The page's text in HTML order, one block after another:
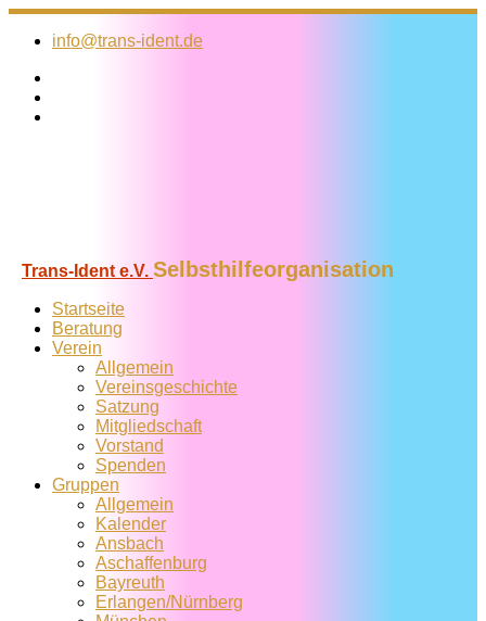
Zum
Inhalt
info@trans-ident.de
Trans-Ident e.V. Selbsthilfeorganisation
Startseite
Beratung
Verein
Allgemein
Vereins­geschichte
Satzung
Mitglied­schaft
Vorstand
Spenden
Gruppen
Allgemein
Kalender
Ansbach
Aschaffenburg
Bayreuth
Erlangen/Nürnberg